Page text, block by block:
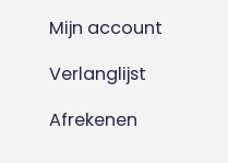
Mijn account
Verlanglijst
Afrekenen